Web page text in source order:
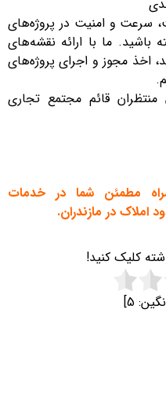
سرعت و امنیت در پروژه‌های
باشید. ما با ارائه نقشه‌های
اخذ مجوز و اجرای پروژه‌های
منتظران قائم مجتمع تجاری
مطمئن شما در خدمات
املاک در مازندران.
کلیک کنید!
5
]